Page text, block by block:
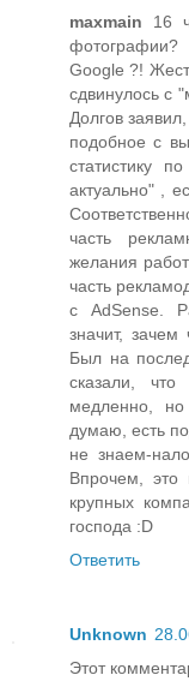
maxmain 16
Google ?!
сдвинулось с
Долгов
подобное с
статистику
актуально" ,
часть
желания
часть
с AdSense.
значит,
Был на
сказали,
медленно,
думаю, есть
не знаем-
Впрочем, это
крупных
господа :D
Ответить
Unknown
Этот